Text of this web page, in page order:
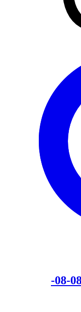
نشرة أخبار - منتصف الليل | 08-08-